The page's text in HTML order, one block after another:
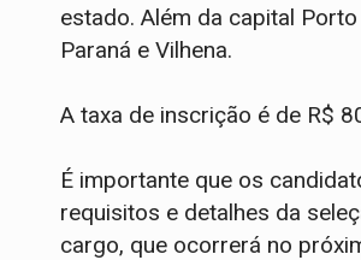
estado. Além da capital
Paraná e Vilhena.
A taxa de inscrição é de R$
É importante que os
requisitos e detalhes da
cargo, que ocorrerá no